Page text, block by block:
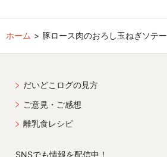
ホーム 豚ロース肉のおろし玉ねぎソテー
だいどこログの見方
ご意見・ご感想
離乳食レシピ
SNSでも情報を配信中！